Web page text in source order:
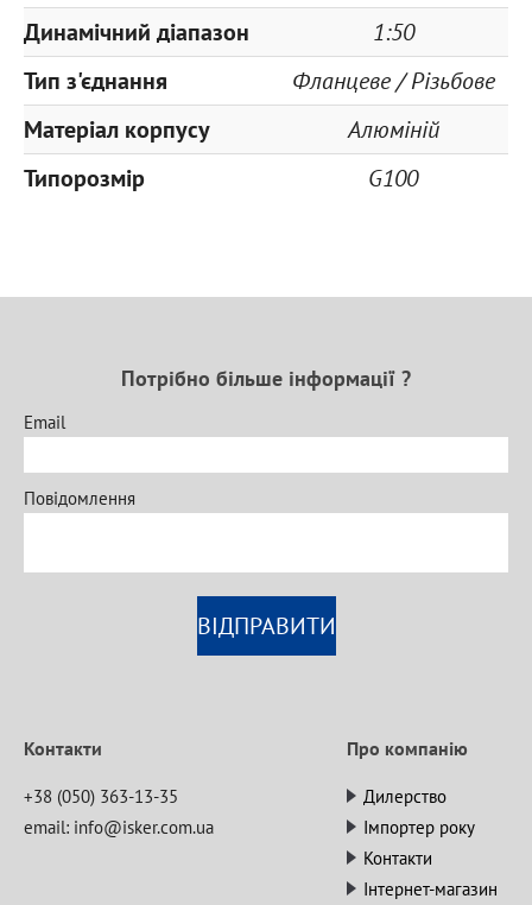
Динамічний діапазон
1:50
Тип з'єднання
Фланцеве / Різьбове
Матеріал корпусу
Алюміній
Типорозмір
G100
Контакти
+38 (050) 363-13-35
email: info@isker.com.ua
Про компанію
Дилерство
Імпортер року
Контакти
Інтернет-магазин
Потрібно більше інформації ?
Email
Повідомлення
ВІДПРАВИТИ